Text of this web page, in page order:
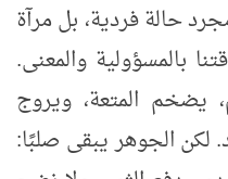
حالة فردية، بل مرآة
بالمسؤولية والمعنى.
يضخم المتعة، ويروج
لكن الجوهر يبقى صلبًا: